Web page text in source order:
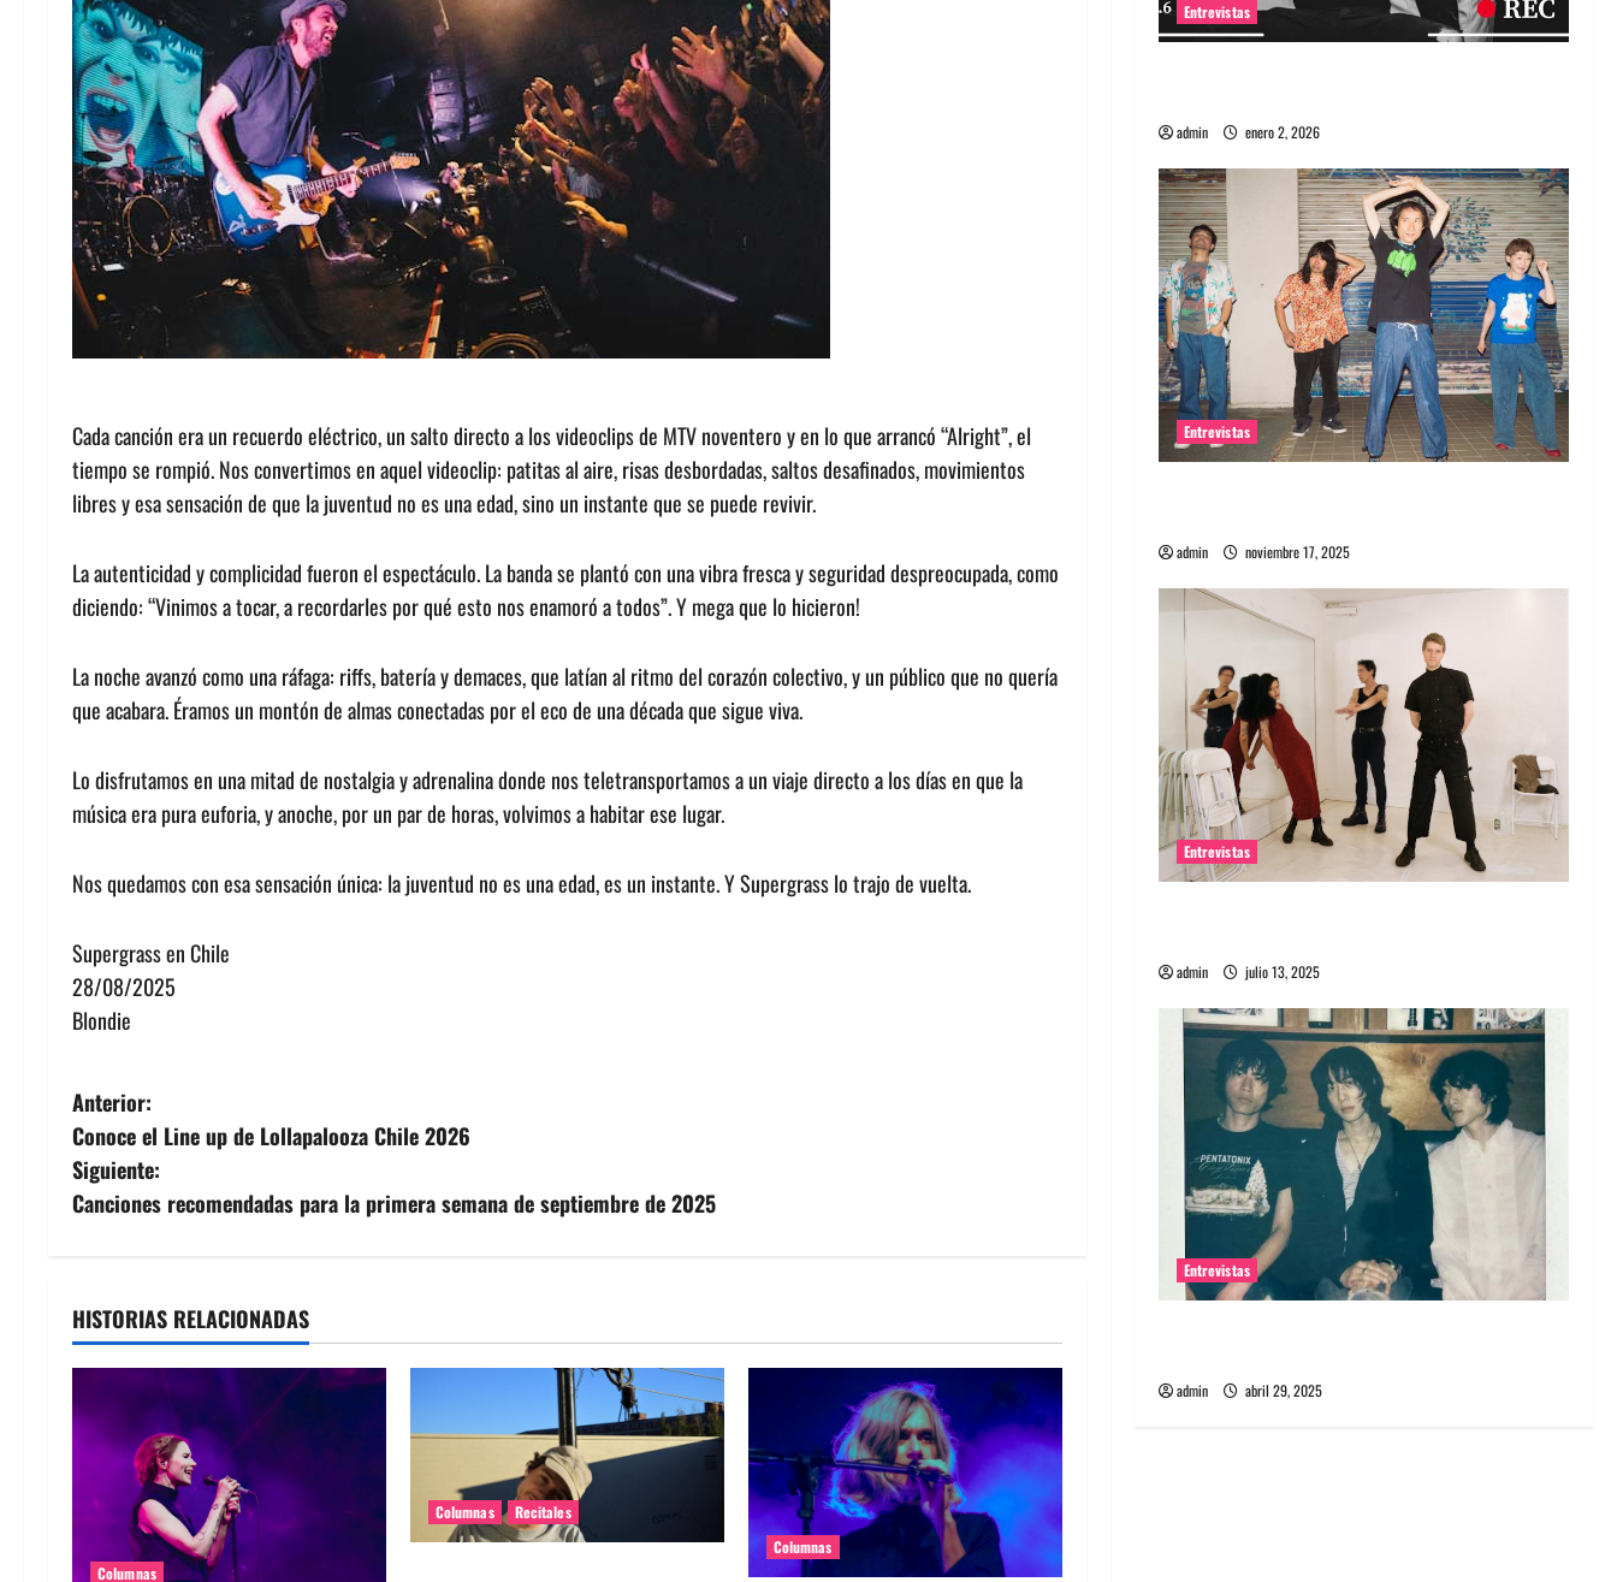
Cada canción era un recuerdo eléctrico, un salto directo a los videoclips de MTV noventero y en lo que arrancó “Alright”, el
tiempo se rompió. Nos convertimos en aquel videoclip: patitas al aire, risas desbordadas, saltos desafinados, movimientos
libres y esa sensación de que la juventud no es una edad, sino un instante que se puede revivir.
La autenticidad y complicidad fueron el espectáculo. La banda se plantó con una vibra fresca y seguridad despreocupada, como
diciendo: “Vinimos a tocar, a recordarles por qué esto nos enamoró a todos”. Y mega que lo hicieron!
La noche avanzó como una ráfaga: riffs, batería y demaces, que latían al ritmo del corazón colectivo, y un público que no quería
que acabara. Éramos un montón de almas conectadas por el eco de una década que sigue viva.
Lo disfrutamos en una mitad de nostalgia y adrenalina donde nos teletransportamos a un viaje directo a los días en que la
música era pura euforia, y anoche, por un par de horas, volvimos a habitar ese lugar.
Nos quedamos con esa sensación única: la juventud no es una edad, es un instante. Y Supergrass lo trajo de vuelta.
Supergrass en Chile
28/08/2025
Blondie
N
a
v
g
a
c
n
Anterior:
Conoce el Line up de Lollapalooza Chile 2026
Siguiente:
Canciones recomendadas para la primera semana de septiembre de 2025
HISTORIAS RELACIONADAS
Columnas
Columnas Recitales
Columnas
Entrevistas
admin enero 2, 2026
Entrevistas
admin noviembre 17, 2025
Entrevistas
admin julio 13, 2025
Entrevistas
admin abril 29, 2025